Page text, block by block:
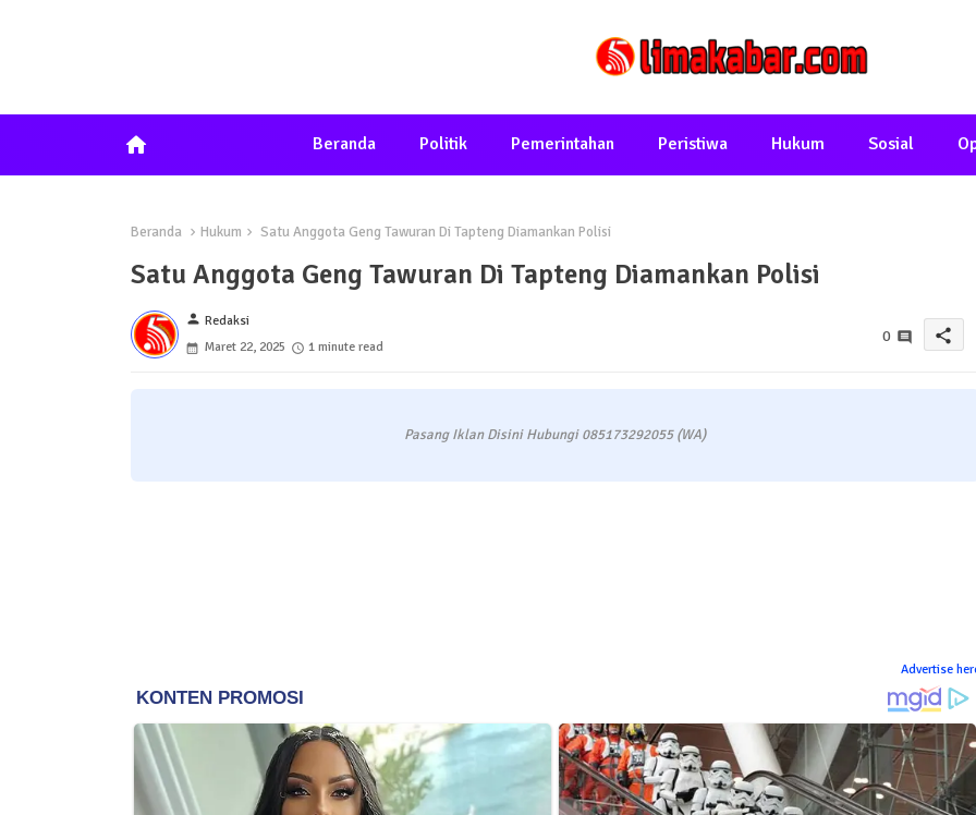
home Beranda Politik Pemerintahan Peristiwa Hukum Sosial
Beranda Hukum Satu Anggota Geng Tawuran Di Tapteng Diamankan Polisi
Satu Anggota Geng Tawuran Di Tapteng Diamankan Polisi
person Redaksi
Maret 22, 2025
1 minute read
0 share
Pasang Iklan Disini Hubungi 085173292055 (WA)
Advertise